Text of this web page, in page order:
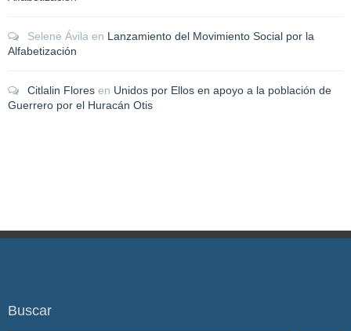
Selene Ávila en Lanzamiento del Movimiento Social por la
Alfabetización
Citlalin Flores en Unidos por Ellos en apoyo a la población de
Guerrero por el Huracán Otis
Buscar